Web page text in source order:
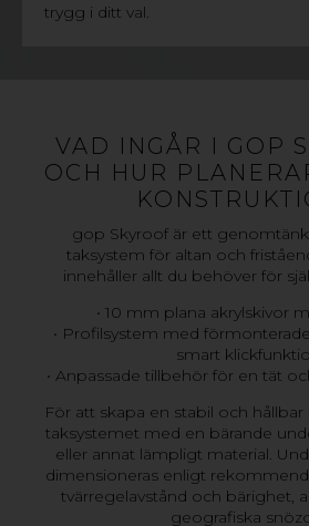
trygg i ditt val.
VAD INGÅR I GOP
OCH HUR
gop Skyroof är ett
taksystem för altan och
innehåller allt du behöver för
• 10 mm plana akrylskivor
• Profilsystem med
smart
• Anpassade tillbehör för en tät
För att skapa en stabil och
taksystemet med en bärande
eller annat lämpligt material.
dimensioneras enligt
tvärregelavstånd och bärighet,
geografiska